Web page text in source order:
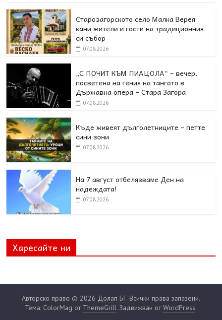
Старозагорското село Малка Верея
кани жители и гости на традиционния
си събор
07.08.2026
„С ПОЧИТ КЪМ ПИАЦОЛА“ – вечер,
посветена на гения на тангото в
Държавна опера – Стара Загора
07.08.2026
Къде живеят дълголетниците – петте
сини зони
07.08.2026
На 7 август отбелязваме Ден на
надеждата!
07.08.2026
Харесайте ни
Авторско право © 2026 Долап БГ. Всички права запазени.
Тема: ColorMag от ThemeGrill. Задвижван отWordPress.